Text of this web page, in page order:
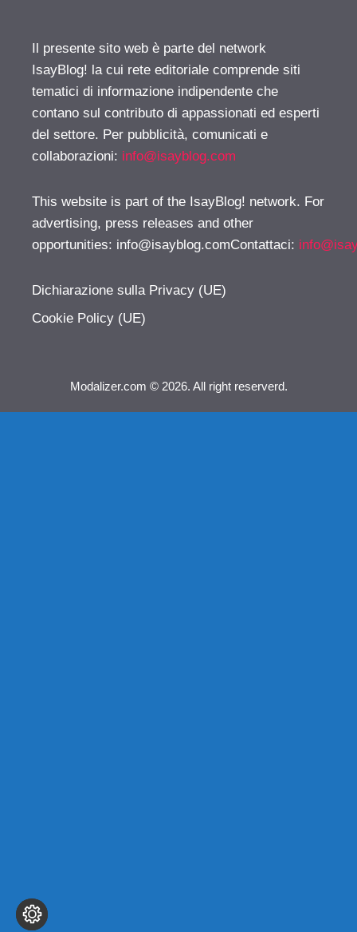
Il presente sito web è parte del network
IsayBlog! la cui rete editoriale comprende siti
tematici di informazione indipendente che
contano sul contributo di appassionati ed esperti
del settore. Per pubblicità, comunicati e
collaborazioni: info@isayblog.com
This website is part of the IsayBlog! network. For
advertising, press releases and other
opportunities: info@isayblog.comContattaci:
Dichiarazione sulla Privacy (UE)
Cookie Policy (UE)
Modalizer.com © 2026. All right reserverd.